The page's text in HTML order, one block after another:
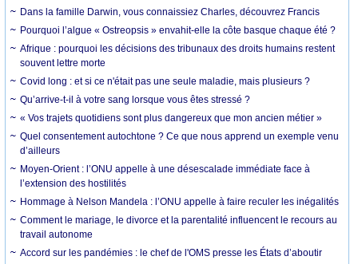
Dans la famille Darwin, vous connaissiez Charles, découvrez Francis
Pourquoi l’algue « Ostreopsis » envahit-elle la côte basque chaque été ?
Afrique : pourquoi les décisions des tribunaux des droits humains restent
souvent lettre morte
Covid long : et si ce n'était pas une seule maladie, mais plusieurs ?
Qu’arrive-t-il à votre sang lorsque vous êtes stressé ?
« Vos trajets quotidiens sont plus dangereux que mon ancien métier »
Quel consentement autochtone ? Ce que nous apprend un exemple venu
d’ailleurs
Moyen-Orient : l’ONU appelle à une désescalade immédiate face à
l’extension des hostilités
Hommage à Nelson Mandela : l’ONU appelle à faire reculer les inégalités
Comment le mariage, le divorce et la parentalité influencent le recours au
travail autonome
Accord sur les pandémies : le chef de l'OMS presse les États d’aboutir